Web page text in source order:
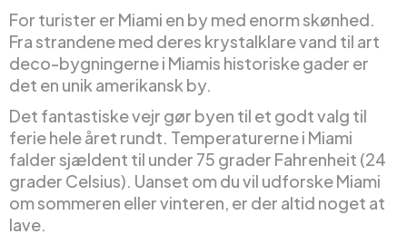
For turister er Miami en by med enorm skønhed.
Fra strandene med deres krystalklare vand til art
deco-bygningerne i Miamis historiske gader er
det en unik amerikansk by.
Det fantastiske vejr gør byen til et godt valg til
ferie hele året rundt. Temperaturerne i Miami
falder sjældent til under 75 grader Fahrenheit (24
grader Celsius). Uanset om du vil udforske Miami
om sommeren eller vinteren, er der altid noget at
lave.